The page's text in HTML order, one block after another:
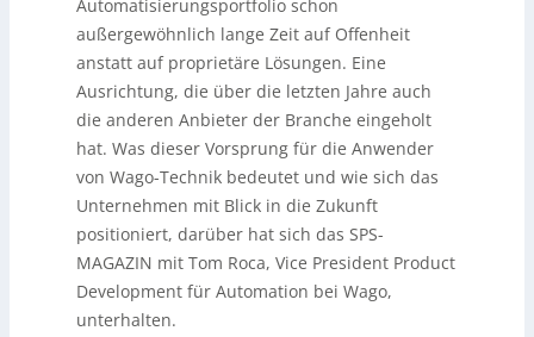
Automatisierungsportfolio schon
außergewöhnlich lange Zeit auf Offenheit
anstatt auf proprietäre Lösungen. Eine
Ausrichtung, die über die letzten Jahre auch
die anderen Anbieter der Branche eingeholt
hat. Was dieser Vorsprung für die Anwender
von Wago-Technik bedeutet und wie sich das
Unternehmen mit Blick in die Zukunft
positioniert, darüber hat sich das SPS-
MAGAZIN mit Tom Roca, Vice President Product
Development für Automation bei Wago,
unterhalten.